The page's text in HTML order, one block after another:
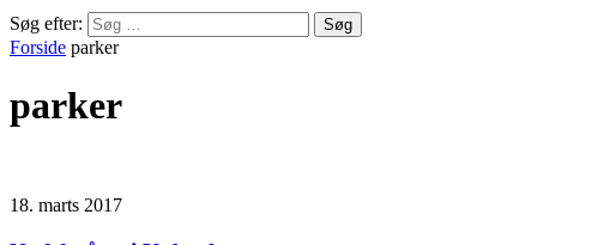
Søg efter:
Forside parker
parker
18. marts 2017